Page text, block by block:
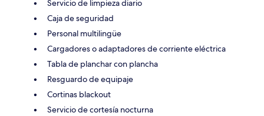
Servicio de limpieza diario
Caja de seguridad
Personal multilingüe
Cargadores o adaptadores de corriente eléctrica
Tabla de planchar con plancha
Resguardo de equipaje
Cortinas blackout
Servicio de cortesía nocturna